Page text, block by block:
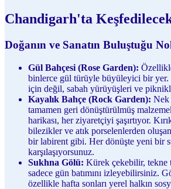
Chandigarh'ta
Doğanın ve Sanatın Buluştuğu
Gül Bahçesi (Rose Garden):
binlerce gül türüyle büyüleyici bir yer.
için değil, sabah yürüyüşleri ve
Kayalık Bahçe (Rock Garden): Nek
tamamen geri dönüştürülmüş
harikası, her ziyaretçiyi şaşırtıyor.
bilezikler ve atık porselenlerden
bir labirent gibi. Her dönüşte yeni bir
karşılaşıyorsunuz.
Sukhna Gölü: Kürek çekebilir, tekne
sadece gün batımını izleyebilirsiniz.
özellikle hafta sonları yerel halkın